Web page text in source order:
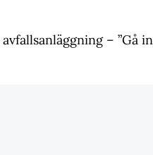
– ”Gå